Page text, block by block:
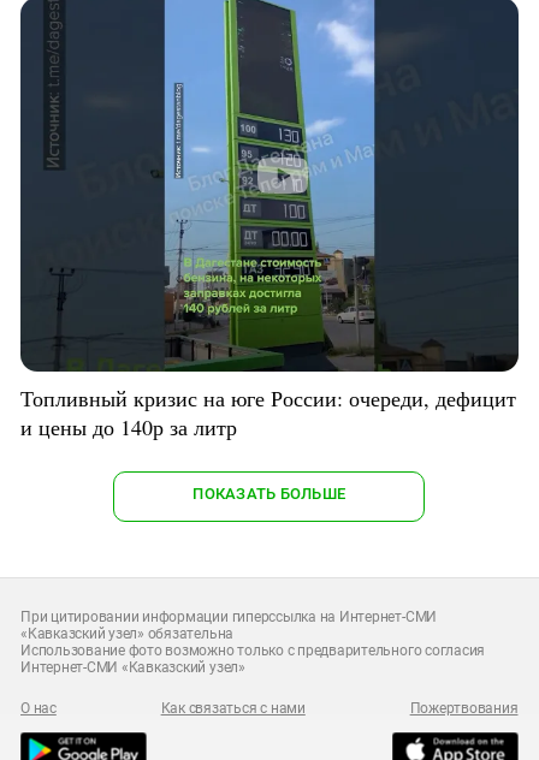
Топливный кризис на юге России: очереди, дефицит
и цены до 140р за литр
ПОКАЗАТЬ БОЛЬШЕ
При цитировании информации гиперссылка на Интернет-СМИ
«Кавказский узел» обязательна
Использование фото возможно только с предварительного согласия
Интернет-СМИ «Кавказский узел»
О нас Как связаться с нами Пожертвования